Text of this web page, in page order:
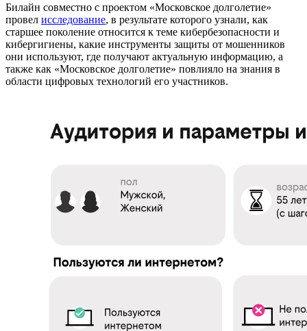
Билайн совместно с проектом «Московское долголетие»
провел исследование, в результате которого узнали, как
старшее поколение относится к теме кибербезопасности и
кибергигиены, какие инструменты защиты от мошенников
они используют, где получают актуальную информацию, а
также как «Московское долголетие» повлияло на знания в
области цифровых технологий его участников.